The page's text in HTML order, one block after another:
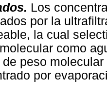
Los
por la
la cual
como
peso
por